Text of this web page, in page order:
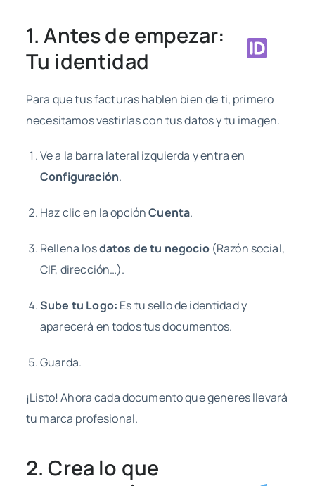
1. Antes de empezar:
Tu identidad
Para que tus facturas hablen bien de ti, primero
necesitamos vestirlas con tus datos y tu imagen.
Ve a la barra lateral izquierda y entra en
Configuración.
Haz clic en la opciónCuenta.
Rellena losdatos de tu negocio(Razón social,
CIF, dirección…).
Sube tu Logo: Es tu sello de identidad y
aparecerá en todos tus documentos.
Guarda.
¡Listo! Ahora cada documento que generes llevará
tu marca profesional.
2. Crea lo que